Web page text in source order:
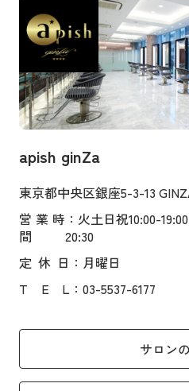
apish ginZa
東京都中央区銀座5-3-13
営業時
間
：火土日祝10:00-
20:30
定 休 日 ：月曜日
T
E L ：03-5537-6177
サロン